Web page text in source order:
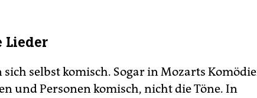
Lieder
selbst komisch. Sogar in Mozarts
und Personen komisch, nicht die Töne. In